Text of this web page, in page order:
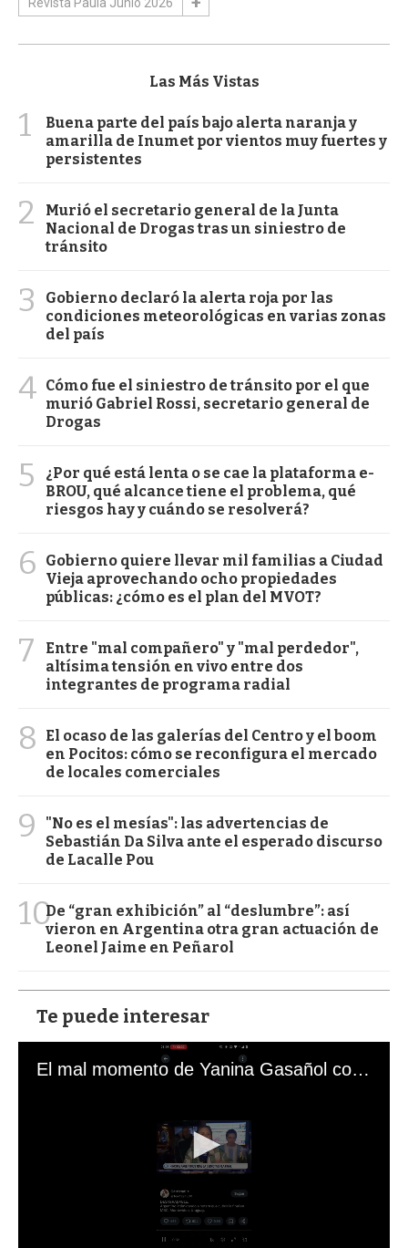
Las Más Vistas
1
Buena parte del país bajo alerta naranja y
amarilla de Inumet por vientos muy fuertes y
persistentes
2
Murió el secretario general de la Junta
Nacional de Drogas tras un siniestro de
tránsito
3
Gobierno declaró la alerta roja por las
condiciones meteorológicas en varias zonas
del país
4 Cómo fue el siniestro de tránsito por el que
murió Gabriel Rossi, secretario general de
Drogas
5
¿Por qué está lenta o se cae la plataforma e-
BROU, qué alcance tiene el problema, qué
riesgos hay y cuándo se resolverá?
6
Gobierno quiere llevar mil familias a Ciudad
Vieja aprovechando ocho propiedades
públicas: ¿cómo es el plan del MVOT?
7
Entre "mal compañero" y "mal perdedor",
altísima tensión en vivo entre dos
integrantes de programa radial
8
El ocaso de las galerías del Centro y el boom
en Pocitos: cómo se reconfigura el mercado
de locales comerciales
9
"No es el mesías": las advertencias de
Sebastián Da Silva ante el esperado discurso
de Lacalle Pou
10De “gran exhibición” al “deslumbre”: así
vieron en Argentina otra gran actuación de
Leonel Jaime en Peñarol
Te puede interesar
El mal momento de Yanina Gasañol con un hincha argentino en "Subrayado"